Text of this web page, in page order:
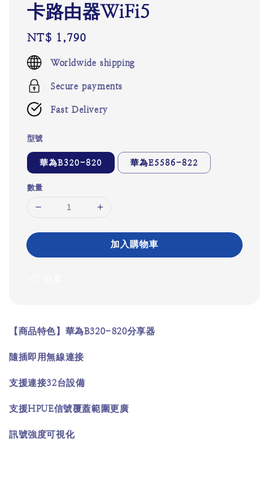
卡路由器WiFi5
Regular
price
NT$ 1,790
Worldwide shipping
Secure payments
Fast Delivery
型號
華為B320-820 華為E5586-822
數量
加入購物車
【商品特色】華為B320-820分享器
隨插即用無線連接
支援連接32台設備
支援HPUE信號覆蓋範圍更廣
訊號強度可視化